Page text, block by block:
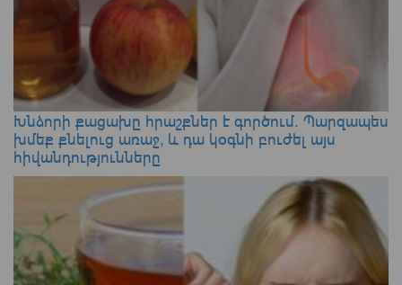
Խնձորի քացախը հրաշքներ է գործում. Պարզապես
խմեք քնելուց առաջ, և դա կօգնի բուժել այս
հիվանդությունները